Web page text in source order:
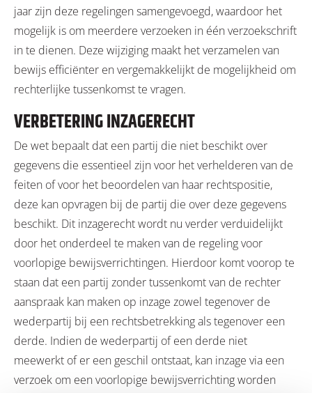
jaar zijn deze regelingen samengevoegd, waardoor het
mogelijk is om meerdere verzoeken in één verzoekschrift
in te dienen. Deze wijziging maakt het verzamelen van
bewijs efficiënter en vergemakkelijkt de mogelijkheid om
rechterlijke tussenkomst te vragen.
VERBETERING INZAGERECHT
De wet bepaalt dat een partij die niet beschikt over
gegevens die essentieel zijn voor het verhelderen van de
feiten of voor het beoordelen van haar rechtspositie,
deze kan opvragen bij de partij die over deze gegevens
beschikt. Dit inzagerecht wordt nu verder verduidelijkt
door het onderdeel te maken van de regeling voor
voorlopige bewijsverrichtingen. Hierdoor komt voorop te
staan dat een partij zonder tussenkomt van de rechter
aanspraak kan maken op inzage zowel tegenover de
wederpartij bij een rechtsbetrekking als tegenover een
derde. Indien de wederpartij of een derde niet
meewerkt of er een geschil ontstaat, kan inzage via een
verzoek om een voorlopige bewijsverrichting worden